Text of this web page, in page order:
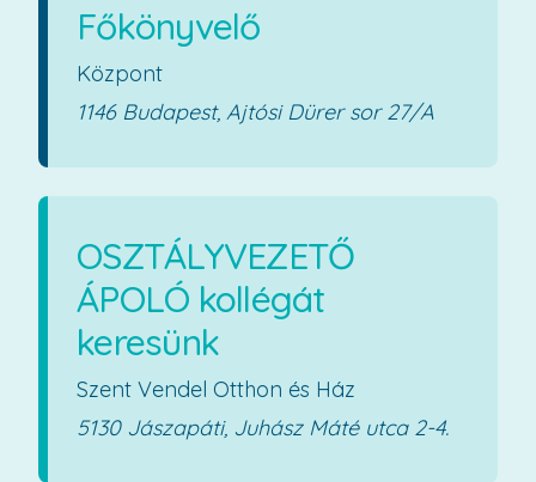
Főkönyvelő
Központ
1146 Budapest, Ajtósi Dürer sor 27/A
OSZTÁLYVEZETŐ
ÁPOLÓ kollégát
keresünk
Szent Vendel Otthon és Ház
5130 Jászapáti, Juhász Máté utca 2-4.